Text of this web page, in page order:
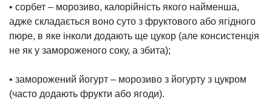
• сорбет – морозиво, калорійність якого найменша,
адже складається воно суто з фруктового або ягідного
пюре, в яке інколи додають ще цукор (але консистенція
не як у замороженого соку, а збита);
• заморожений йогурт – морозиво з йогурту з цукром
(часто додають фрукти або ягоди).